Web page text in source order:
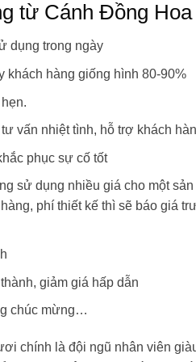
từ Cánh Đồng
dụng trong ngày
khách hàng giống hình 80-90%
vấn nhiệt tình, hỗ trợ khách
phục sự cố tốt
sử dụng nhiều giá cho một
phí thiết kế thì sẽ báo giá
giảm giá hấp dẫn
chúc mừng…
chính là đội ngũ nhân viên